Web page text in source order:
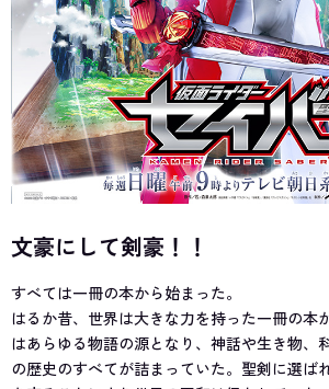
文豪にして剣豪！！
すべては一冊の本から始まった。
はるか昔、世界は大きな力を持った一冊の本
はあらゆる物語の源となり、神話や生き物、
の歴史のすべてが詰まっていた。聖剣に選ば